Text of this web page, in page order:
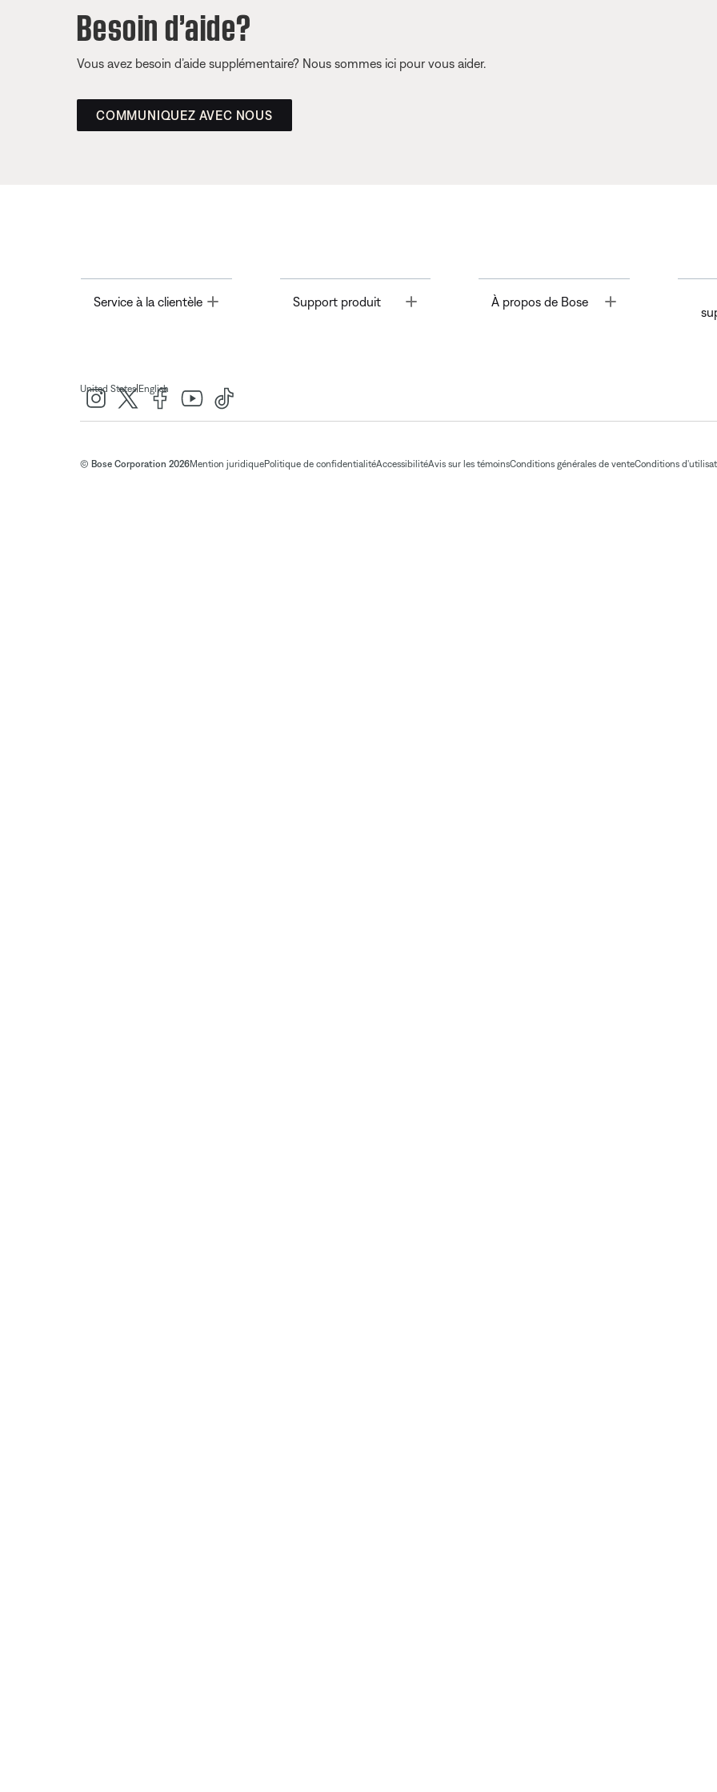
Besoin d’aide?
Vous avez besoin d’aide supplémentaire? Nous sommes ici pour vous aider.
COMMUNIQUEZ AVEC NOUS
Service à la clientèle Toggle Support produit À propos de Bose Toggle
United States| English
© Bose Corporation 2026Mention juridiquePolitique de confidentialitéAccessibilitéAvis sur les témoinsConditions générales de venteConditions